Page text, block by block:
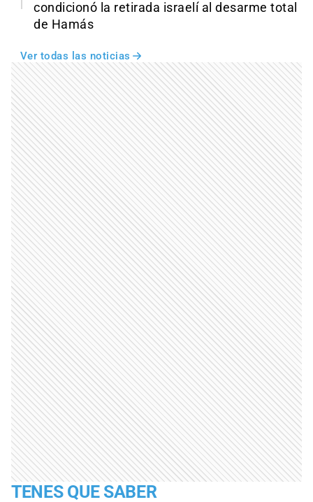
condicionó la retirada israelí al desarme total
de Hamás
Ver todas las noticias
TENES QUE SABER